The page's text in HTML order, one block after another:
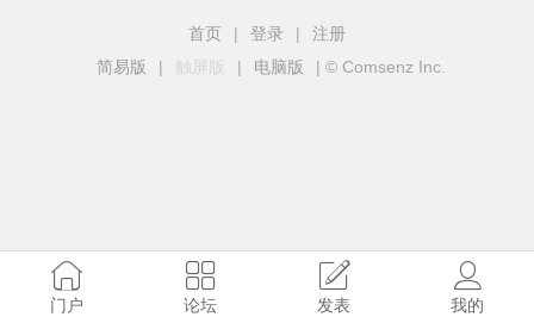
首页 | 登录 |
注册
简易版
| 触屏版 | 电脑版 | © Comsenz Inc.
门户 论坛 发表 我的